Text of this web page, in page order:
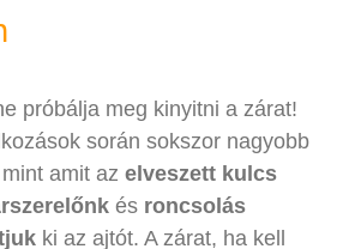
próbálja meg kinyitni a zárat!
során sokszor nagyobb
amit az elveszett kulcs
és roncsolás
ki az ajtót. A zárat, ha kell